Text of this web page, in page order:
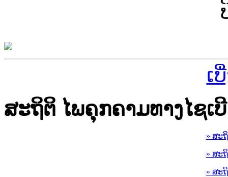
ເ
ສະຖິຕິ ໄພຄຸກຄາມທາງໄຊເບີ
» ສະ
» ສະ
» ສະ